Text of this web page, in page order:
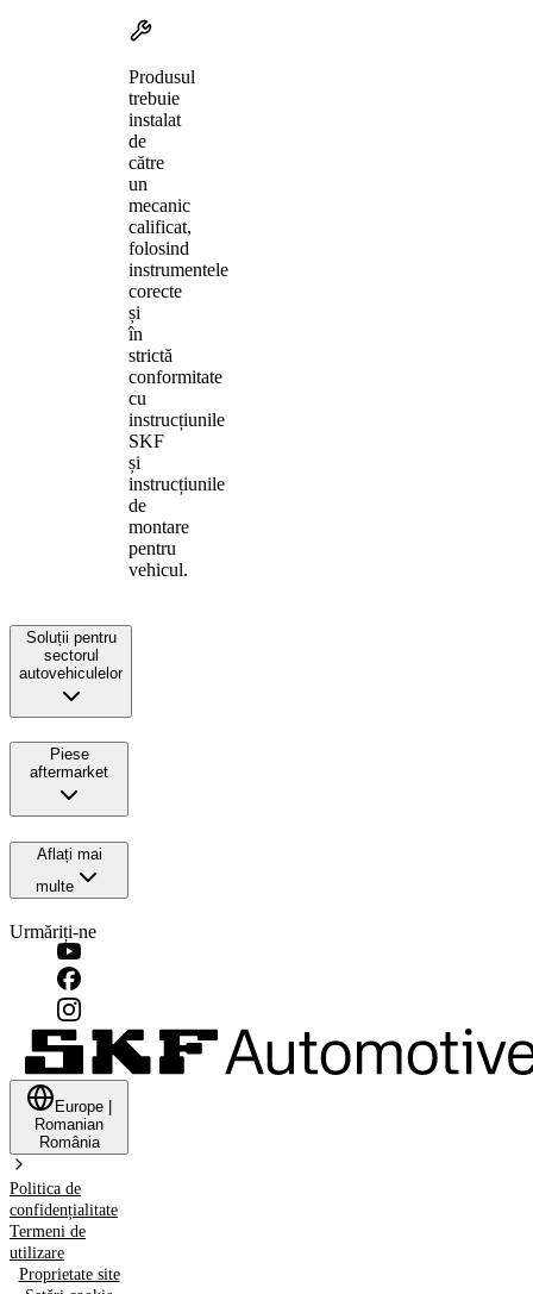
Produsul
trebuie
instalat
de
către
un
mecanic
calificat,
folosind
instrumentele
corecte
și
în
strictă
conformitate
cu
instrucțiunile
SKF
și
instrucțiunile
de
montare
pentru
vehicul.
Soluții pentru
sectorul
autovehiculelor
Piese
aftermarket
Aflați mai
multe
Urmăriți-ne
Europe
Romanian
România
Politica de
confidențialitate
Termeni de
utilizare
Proprietate site